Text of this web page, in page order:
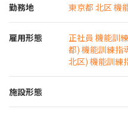
勤務地 東京都 北区 機
雇用形態 正社員 機能訓
都) 機能訓練指
北区) 機能訓練
施設形態